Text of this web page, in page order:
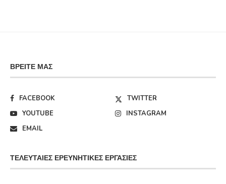
ΒΡΕΊΤΕ ΜΑΣ
FACEBOOK
TWITTER
YOUTUBE
INSTAGRAM
EMAIL
ΤΕΛΕΥΤΑΊΕΣ ΕΡΕΥΝΗΤΙΚΈΣ ΕΡΓΑΣΊΕΣ